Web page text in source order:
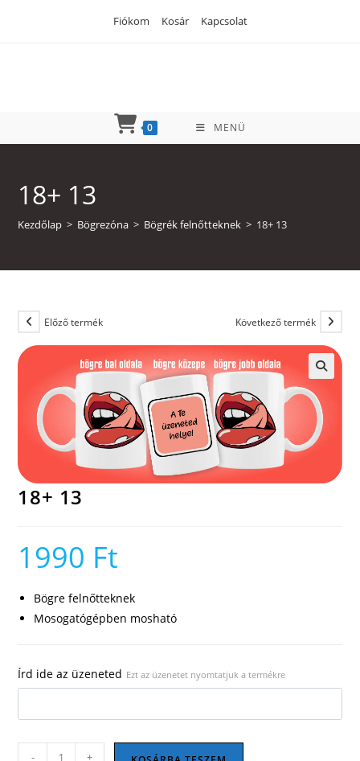
Fiókom Kosár Kapcsolat
0 MENÜ
18+ 13
Kezdőlap > Bögrezóna > Bögrék felnőtteknek > 18+ 13
Előző termék Következő termék
18+ 13
1990 Ft
Bögre felnőtteknek
Mosogatógépben mosható
Írd ide az üzeneted Ezt az üzenetet nyomtatjuk a termékre
- +